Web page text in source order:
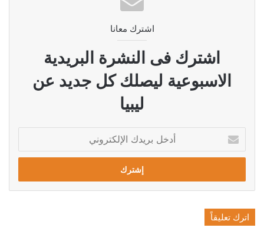
اشترك معانا
اشترك فى النشرة البريدية
الاسبوعية ليصلك كل جديد عن
ليبيا
بريدك
الإلكتروني
اترك تعليقاً